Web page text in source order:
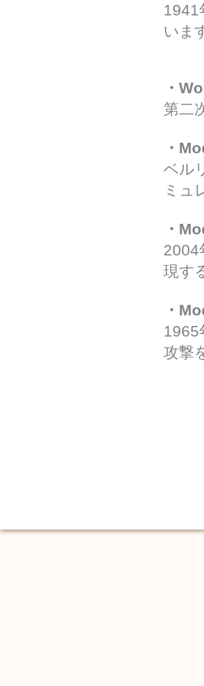
1941
いま
・
第二
・
ベル
ミュ
・
2004
現す
・
1965
攻撃